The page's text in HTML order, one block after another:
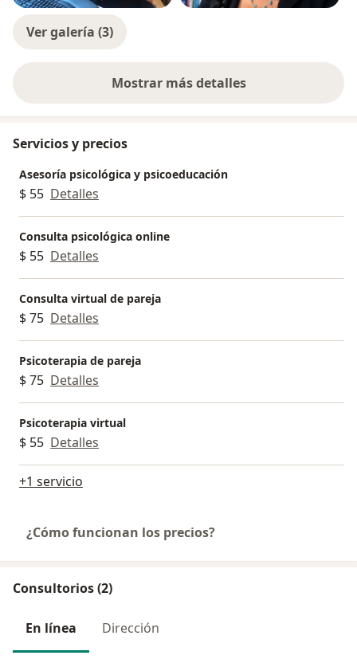
Ver galería (3)
Mostrar más detalles
sobre la experiencia
Servicios y precios
Asesoría psicológica y psicoeducación
$ 55 Detalles
Consulta psicológica online
$ 55 Detalles
Consulta virtual de pareja
$ 75 Detalles
Psicoterapia de pareja
$ 75 Detalles
Psicoterapia virtual
$ 55 Detalles
+1 servicio
¿Cómo funcionan los precios?
Consultorios (2)
En línea Dirección